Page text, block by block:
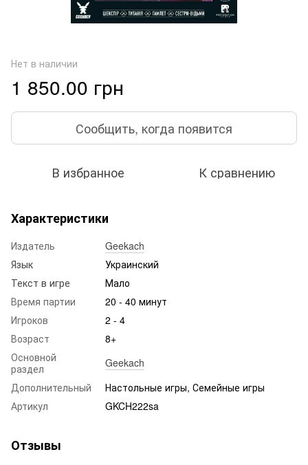
Нет в наличии
1 850.00 грн
Сообщить, когда появится
В избранное К сравнению
Характеристики
Издатель
Geekach
Язык
Украинский
Текст в игре
Мало
Время партии
20 - 40 минут
Игроков
2 - 4
Возраст
8+
Основной
раздел
Geekach
Дополнительный
Настольные игры, Семейные игры
Артикул
GKCH222sa
Отзывы